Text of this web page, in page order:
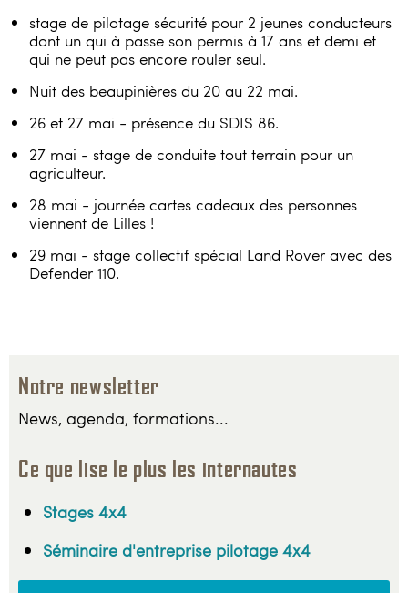
stage de pilotage sécurité pour 2 jeunes conducteurs
dont un qui à passe son permis à 17 ans et demi et
qui ne peut pas encore rouler seul.
Nuit des beaupinières du 20 au 22 mai.
26 et 27 mai - présence du SDIS 86.
27 mai - stage de conduite tout terrain pour un
agriculteur.
28 mai - journée cartes cadeaux des personnes
viennent de Lilles !
29 mai - stage collectif spécial Land Rover avec des
Defender 110.
Notre newsletter
News, agenda, formations...
Ce que lise le plus les internautes
Stages 4x4
Séminaire d'entreprise pilotage 4x4